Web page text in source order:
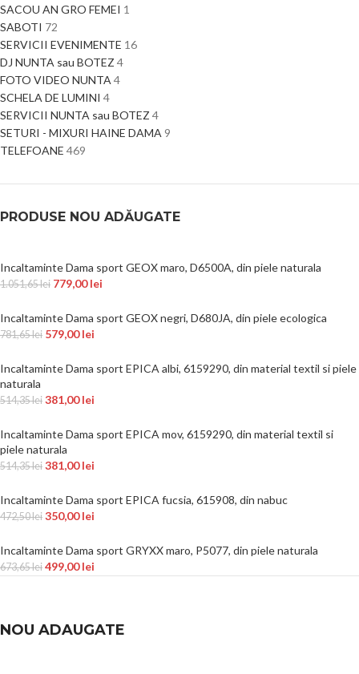
SACOU AN GRO FEMEI 1
SABOTI 72
SERVICII EVENIMENTE 16
DJ NUNTA sau BOTEZ 4
FOTO VIDEO NUNTA 4
SCHELA DE LUMINI 4
SERVICII NUNTA sau BOTEZ 4
SETURI - MIXURI HAINE DAMA 9
TELEFOANE 469
PRODUSE NOU ADĂUGATE
Incaltaminte Dama sport GEOX maro, D6500A, din piele naturala
1.051,65lei 779,00lei
Incaltaminte Dama sport GEOX negri, D680JA, din piele ecologica
781,65lei 579,00lei
Incaltaminte Dama sport EPICA albi, 6159290, din material textil si piele
naturala
514,35lei 381,00lei
Incaltaminte Dama sport EPICA mov, 6159290, din material textil si
piele naturala
514,35lei 381,00lei
Incaltaminte Dama sport EPICA fucsia, 615908, din nabuc
472,50lei 350,00lei
Incaltaminte Dama sport GRYXX maro, P5077, din piele naturala
673,65lei 499,00lei
NOU ADAUGATE